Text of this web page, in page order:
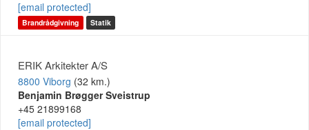
[email protected]
Brandrådgivning Statik
ERIK Arkitekter A/S
8800 Viborg (32 km.)
Benjamin Brøgger Sveistrup
+45 21899168
[email protected]